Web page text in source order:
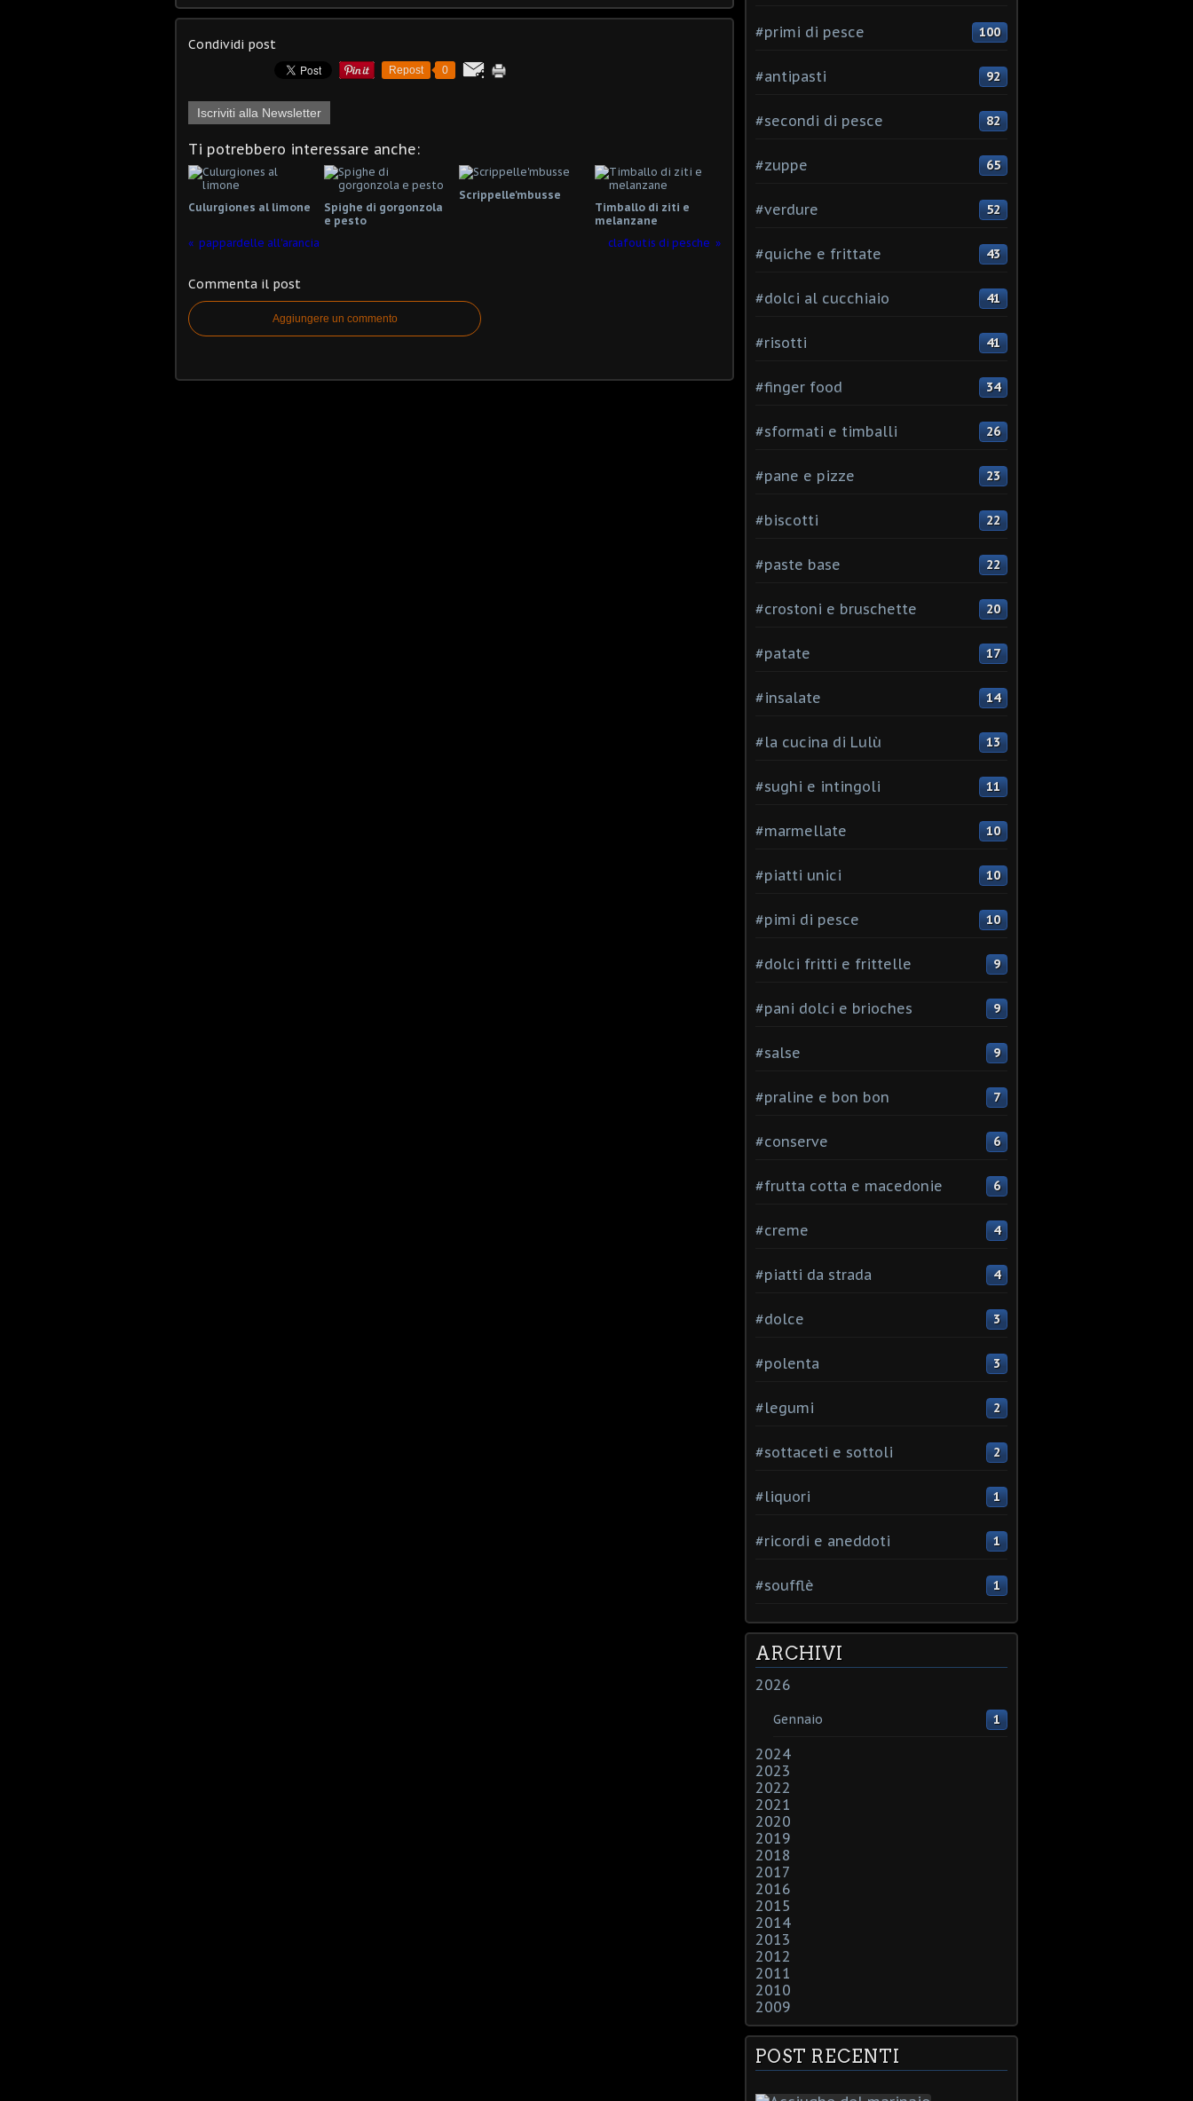
Condividi post
Repost 0
Iscriviti alla Newsletter
Ti potrebbero interessare anche:
Culurgiones al limone
Spighe di gorgonzola
e pesto
Scrippelle'mbusse
Timballo di ziti e
melanzane
pappardelle all'arancia
clafoutis di pesche
Commenta il post
Aggiungere un commento
#primi di pesce 100
#antipasti 92
#secondi di pesce 82
#zuppe 65
#verdure 52
#quiche e frittate 43
#dolci al cucchiaio 41
#risotti 41
#finger food 34
#sformati e timballi 26
#pane e pizze 23
#biscotti 22
#paste base 22
#crostoni e bruschette 20
#patate 17
#insalate 14
#la cucina di Lulù 13
#sughi e intingoli 11
#marmellate 10
#piatti unici 10
#pimi di pesce 10
#dolci fritti e frittelle 9
#pani dolci e brioches 9
#salse 9
#praline e bon bon 7
#conserve 6
#frutta cotta e macedonie 6
#creme 4
#piatti da strada 4
#dolce 3
#polenta 3
#legumi 2
#sottaceti e sottoli 2
#liquori 1
#ricordi e aneddoti 1
#soufflè 1
ARCHIVI
2026
Gennaio 1
2024
2023
2022
2021
2020
2019
2018
2017
2016
2015
2014
2013
2012
2011
2010
2009
POST RECENTI